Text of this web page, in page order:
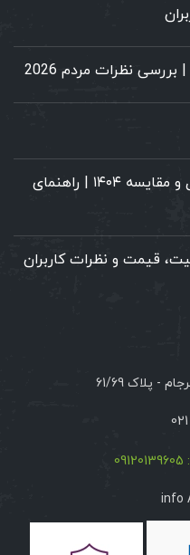
نظرات مردم 2026
کیفیت سینک آلتون: بررسی کامل و مقایسه ۱۴۰۴ | راهنمای
قیمت و نظرات کاربران
- پلاک 61/69